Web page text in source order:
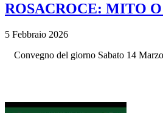
ROSACROCE: MITO O
5 Febbraio 2026
Convegno del giorno Sabato 14